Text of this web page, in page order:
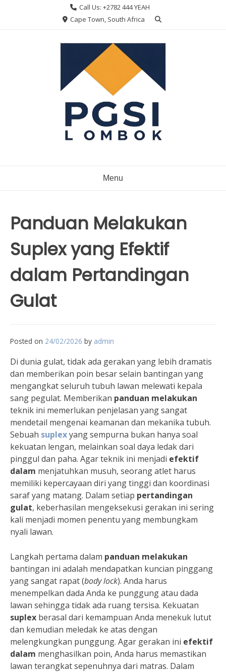
Call Us: +2782 444 YEAH
Cape Town, South Africa
Menu
Panduan Melakukan
Suplex yang Efektif
dalam Pertandingan
Gulat
Posted on 24/02/2026 by admin
Di dunia gulat, tidak ada gerakan yang lebih dramatis
dan memberikan poin besar selain bantingan yang
mengangkat seluruh tubuh lawan melewati kepala
sang pegulat. Memberikan panduan melakukan
teknik ini memerlukan penjelasan yang sangat
mendetail mengenai keamanan dan mekanika tubuh.
Sebuah suplexyang sempurna bukan hanya soal
kekuatan lengan, melainkan soal daya ledak dari
pinggul dan paha. Agar teknik ini menjadi efektif
dalam menjatuhkan musuh, seorang atlet harus
memiliki kepercayaan diri yang tinggi dan koordinasi
saraf yang matang. Dalam setiap pertandingan
gulat, keberhasilan mengeksekusi gerakan ini sering
kali menjadi momen penentu yang membungkam
nyali lawan.
Langkah pertama dalam panduan melakukan
bantingan ini adalah mendapatkan kuncian pinggang
yang sangat rapat (body lock). Anda harus
menempelkan dada Anda ke punggung atau dada
lawan sehingga tidak ada ruang tersisa. Kekuatan
suplex berasal dari kemampuan Anda menekuk lutut
dan kemudian meledak ke atas dengan
melengkungkan punggung. Agar gerakan ini efektif
dalam menghasilkan poin, Anda harus memastikan
lawan terangkat sepenuhnya dari matras. Dalam